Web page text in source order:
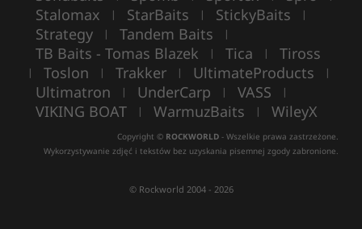
Stalomax | StarBaits | StickyBaits |
Strategy | Tandem Baits |
TB Baits - Tomas Blazek | Tica | Tiross
| Toslon | Trakker | UltimateProducts |
Ultimatron | UnderCarp | VASS |
VIKING BOAT | WarmuzBaits | WileyX
Copyright © ROCKWORLD - Wszelkie prawa zastrzeżone.
Wykorzystywanie zdjęć i tekstów bez uzyskania pisemnej zgody zabronione.
© Rockworld 2004 - 2026